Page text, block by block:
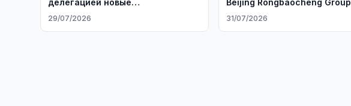
делегацией новые
инвестпроекты
29/07/2026
Beijing Rongbaocheng Group
31/07/2026